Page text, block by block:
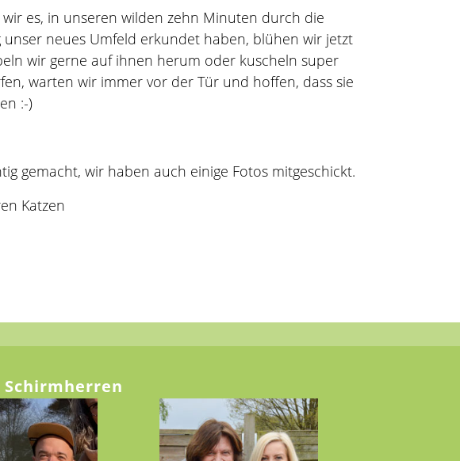
es, in unseren wilden zehn Minuten durch die
neues Umfeld erkundet haben, blühen wir jetzt
wir gerne auf ihnen herum oder kuscheln super
warten wir immer vor der Tür und hoffen, dass sie
:-)
gemacht, wir haben auch einige Fotos mitgeschickt.
Katzen
Schirmherren